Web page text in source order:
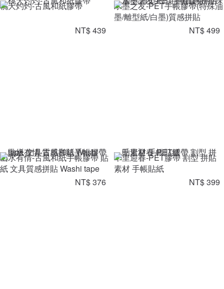
桃夭灼灼-古風和紙膠帶
NT$ 439
水墨之友-PET手帳膠帶(特殊油
墨/離型紙/白墨)質感拼貼
NT$ 499
山水有情-古風和紙手帳膠帶 貼
紙 文具質感拼貼 Washi tape
NT$ 376
千里迎春-PET膠帶 割型 拼貼
素材 手帳貼紙
NT$ 399